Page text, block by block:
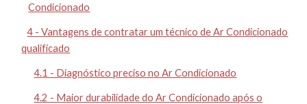
Condicionado
4 - Vantagens de contratar um técnico de Ar Condicionado
qualificado
4.1 - Diagnóstico preciso no Ar Condicionado
4.2 - Maior durabilidade do Ar Condicionado após o